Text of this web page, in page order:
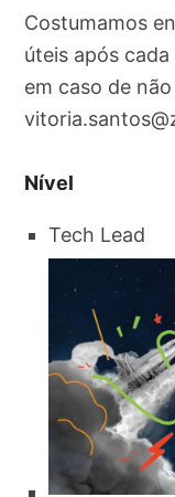
Costumamos
úteis após
em caso de
Nível
Tech Lead